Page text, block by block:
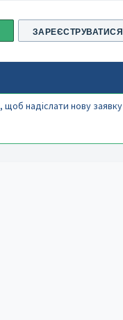
ЗАРЕЄСТРУВАТИСЯ
, щоб надіслати нову заявку